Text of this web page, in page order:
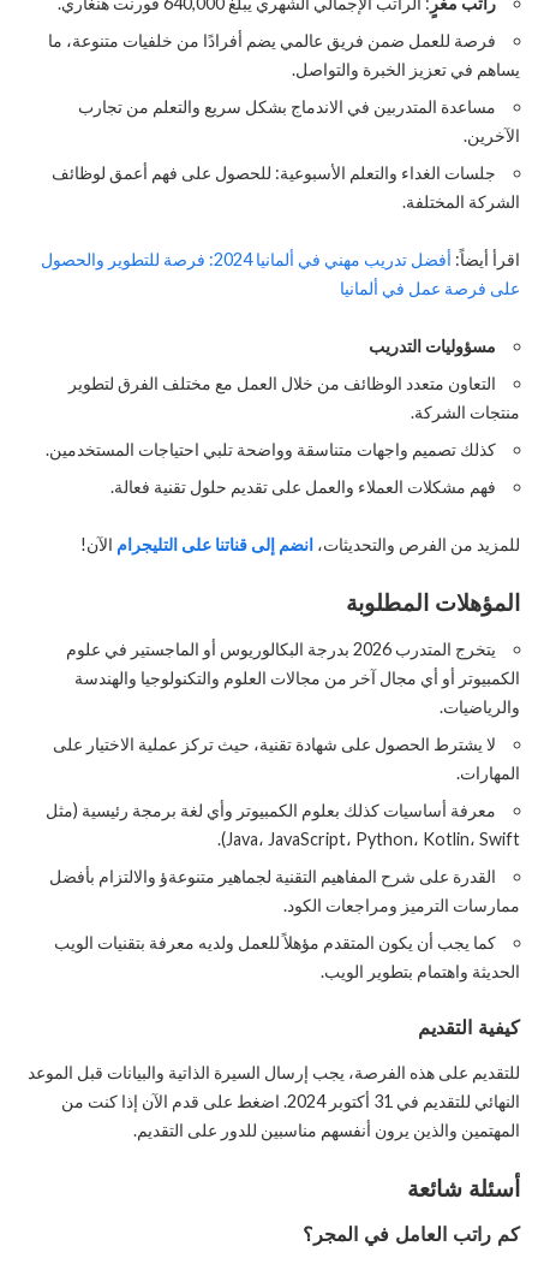
فرصة للعمل ضمن فريق عالمي يضم أفرادًا من خلفيات متنوعة، ما
يساهم في تعزيز الخبرة والتواصل.
مساعدة المتدربين في الاندماج بشكل سريع والتعلم من تجارب
الآخرين.
جلسات الغداء والتعلم الأسبوعية: للحصول على فهم أعمق لوظائف
الشركة المختلفة.
اقرأ أيضاً:
أفضل تدريب مهني في ألمانيا 2024: فرصة للتطوير والحصول
على فرصة عمل في ألمانيا
مسؤوليات التدريب
التعاون متعدد الوظائف من خلال العمل مع مختلف الفرق لتطوير
منتجات الشركة.
كذلك تصميم واجهات متناسقة وواضحة تلبي احتياجات المستخدمين.
فهم مشكلات العملاء والعمل على تقديم حلول تقنية فعالة.
للمزيد من الفرص والتحديثات، انضم إلى قناتنا على التليجرام الآن!
المؤهلات المطلوبة
يتخرج المتدرب 2026 بدرجة البكالوريوس أو الماجستير في علوم
الكمبيوتر أو أي مجال آخر من مجالات العلوم والتكنولوجيا والهندسة
والرياضيات.
لا يشترط الحصول على شهادة تقنية، حيث تركز عملية الاختيار على
المهارات.
معرفة أساسيات كذلك بعلوم الكمبيوتر وأي لغة برمجة رئيسية (مثل
Java، JavaScript، Python، Kotlin، Swift).
القدرة على شرح المفاهيم التقنية لجماهير متنوعةؤ والالتزام بأفضل
ممارسات الترميز ومراجعات الكود.
كما يجب أن يكون المتقدم مؤهلاً للعمل ولديه معرفة بتقنيات الويب
الحديثة واهتمام بتطوير الويب.
كيفية التقديم
للتقديم على هذه الفرصة، يجب إرسال السيرة الذاتية والبيانات قبل الموعد
النهائي للتقديم في 31 أكتوبر 2024. اضغط على قدم الآن إذا كنت من
المهتمين والذين يرون أنفسهم مناسبين للدور على التقديم.
أسئلة شائعة
كم راتب العامل في المجر؟